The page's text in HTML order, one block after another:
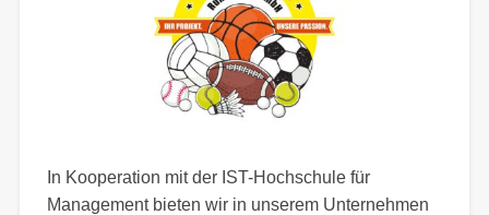
In Kooperation mit der IST-Hochschule für
Management bieten wir in unserem Unternehmen